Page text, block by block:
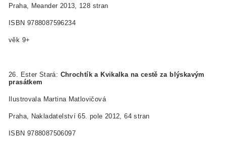
Praha, Meander 2013, 128 stran
ISBN 978­80­87596­23­4
věk 9+
26. Ester Stará: Chrochtík a Kvikalka na cestěza blýskavým
prasátkem
Ilustrovala Martina Matlovičová
Praha, Nakladatelství 65. pole 2012, 64 stran
ISBN 978­80­87506­09­7